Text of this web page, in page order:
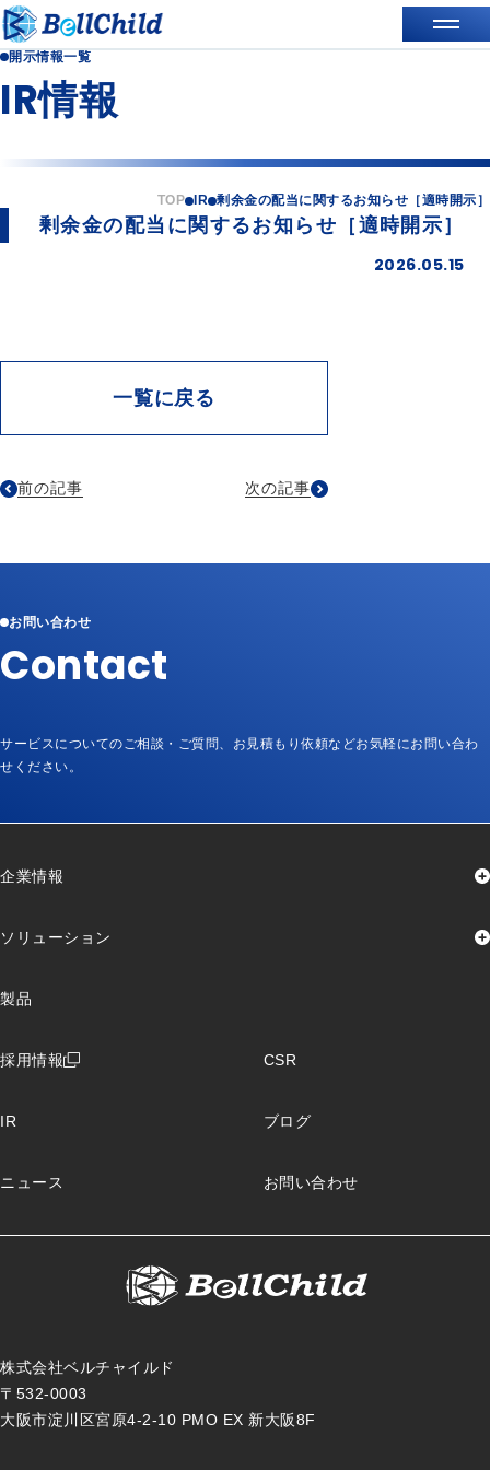
開示情報一覧
IR情報
TOP IR 剰余金の配当に関するお知らせ［適時開示］
剰余金の配当に関するお知らせ［適時開示］
2026.05.15
前の記事
一覧に戻る
次の記事
お問い合わせ
Contact
サービスについてのご相談・ご質問、お見積もり依頼などお気軽にお問い合わ
せください。
株式会社ベルチャイルド
〒532-0003
大阪市淀川区宮原4-2-10 PMO EX 新大阪8F
企業情報
会社概要
沿革
ソリューション
製造ソリューション
PCキッティングサポート
IoTソリューション
製品
採用情報 CSR
IR ブログ
ニュース お問い合わせ